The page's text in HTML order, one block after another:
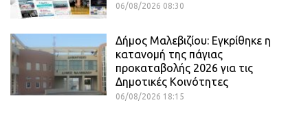
06/08/2026 08:30
Δήμος Μαλεβιζίου: Εγκρίθηκε η
κατανομή της πάγιας
προκαταβολής 2026 για τις
Δημοτικές Κοινότητες
06/08/2026 18:15